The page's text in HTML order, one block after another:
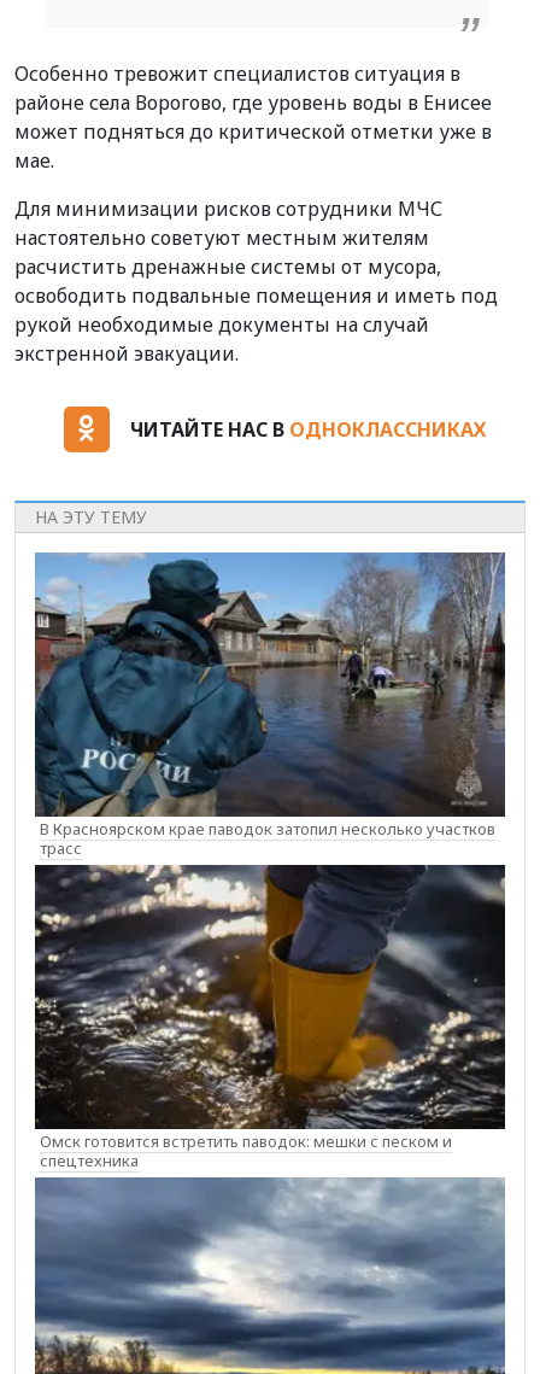
Особенно тревожит специалистов ситуация в
районе села Ворогово, где уровень воды в Енисее
может подняться до критической отметки уже в
мае.
Для минимизации рисков сотрудники МЧС
настоятельно советуют местным жителям
расчистить дренажные системы от мусора,
освободить подвальные помещения и иметь под
рукой необходимые документы на случай
экстренной эвакуации.
ЧИТАЙТЕ НАС В ОДНОКЛАССНИКАХ
НА ЭТУ ТЕМУ
В Красноярском крае паводок затопил несколько участков
трасс
Омск готовится встретить паводок: мешки с песком и
спецтехника